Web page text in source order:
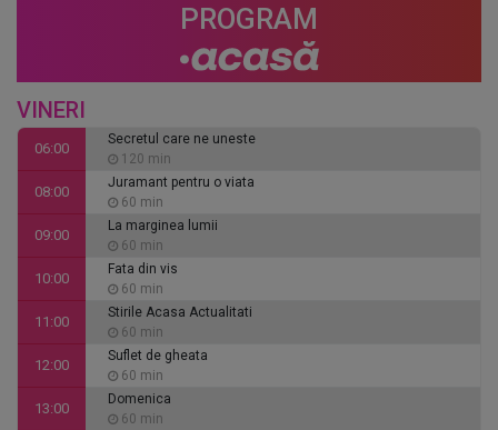
PROGRAM
VINERI
06:00
Secretul care ne uneste
120 min
08:00
Juramant pentru o viata
60 min
09:00
La marginea lumii
60 min
10:00
Fata din vis
60 min
11:00
Stirile Acasa Actualitati
60 min
12:00
Suflet de gheata
60 min
13:00
Domenica
60 min